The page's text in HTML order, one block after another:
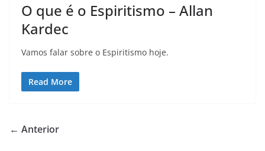
O que é o Espiritismo – Allan
Kardec
Vamos falar sobre o Espiritismo hoje.
Read More
← Anterior